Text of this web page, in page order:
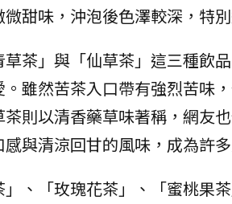
甜味，沖泡後色澤較深，特
茶」與「仙草茶」這三種飲
雖然苦茶入口帶有強烈苦味
則以清香藥草味著稱，網友
與清涼回甘的風味，成為許
、「玫瑰花茶」、「蜜桃果